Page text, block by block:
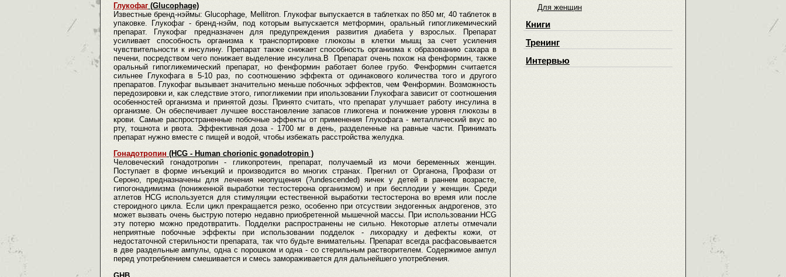
Глукофаг (Glucophage)
Известные бренд-нэймы: Glucophage, Mellitron. Глукофаг выпускается в таблетках по 850 мг, 40 таблеток в
упаковке. Глукофаг - бренд-нэйм, под которым выпускается метформин, оральный гипогликемический
препарат. Глукофаг предназначен для предупреждения развития диабета у взрослых. Препарат
усиливает способность организма к транспортировке глюкозы в клетки мышц за счет усиления
чувствительности к инсулину. Препарат также снижает способность организма к образованию сахара в
печени, посредством чего понижает выделение инсулина.В Препарат очень похож на фенформин, также
оральный гипогликемический препарат, но фенформин работает более грубо. Фенформин считается
сильнее Глукофага в 5-10 раз, по соотношению эффекта от одинакового количества того и другого
препаратов. Глукофаг вызывает значительно меньше побочных эффектов, чем Фенформин. Возможность
передозировки и, как следствие этого, гипогликемии при ипользовании Глукофага зависит от соотношения
особенностей организма и принятой дозы. Принято считать, что препарат улучшает работу инсулина в
организме. Он обеспечивает лучшее восстановление запасов гликогена и понижение уровня глюкозы в
крови. Самые распространенные побочные эффекты от применения Глукофага - металлический вкус во
рту, тошнота и рвота. Эффективная доза - 1700 мг в день, разделенные на равные части. Принимать
препарат нужно вместе с пищей и водой, чтобы избежать расстройства желудка.
Гонадотропин (HCG - Human chorionic gonadotropin )
Человеческий гонадотропин - гликопротеин, препарат, получаемый из мочи беременных женщин.
Поступает в форме инъекций и производится во многих странах. Прегнил от Органона, Профази от
Сероно, предназначены для лечения неопущения (?undescended) яичек у детей в раннем возрасте,
гипогонадимизма (пониженной выработки тестостерона организмом) и при бесплодии у женщин. Среди
атлетов HCG используется для стимуляции естественной выработки тестостерона во время или после
стероидного цикла. Если цикл прекращается резко, особенно при отсуствии эндогенных андрогенов, это
может вызвать очень быструю потерю недавно приобретенной мышечной массы. При использовании HCG
эту потерю можно предотвратить. Подделки распространены не сильно. Некоторые атлеты отмечали
неприятные побочные эффекты при использовании подделок - лихорадку и дефекты кожи, от
недостаточной стерильности препарата, так что будьте внимательны. Препарат всегда расфасовывается
в две раздельные ампулы, одна с порошком и одна - со стерильным растворителем. Содержимое ампул
перед употреблением смешивается и смесь замораживается для дальнейшего употребления.
Для женщин
Книги
Тренинг
Интервью